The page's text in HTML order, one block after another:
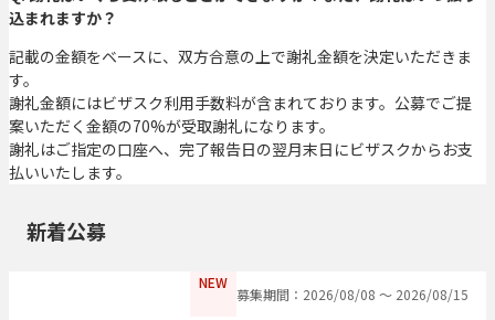
込まれますか？
記載の金額をベースに、双方合意の上で謝礼金額を決定いただきま
す。
謝礼金額にはビザスク利用手数料が含まれております。公募でご提
案いただく金額の70%が受取謝礼になります。
謝礼はご指定の口座へ、完了報告日の翌月末日にビザスクからお支
払いいたします。
新着公募
NEW
募集期間：2026/08/08 〜 2026/08/15